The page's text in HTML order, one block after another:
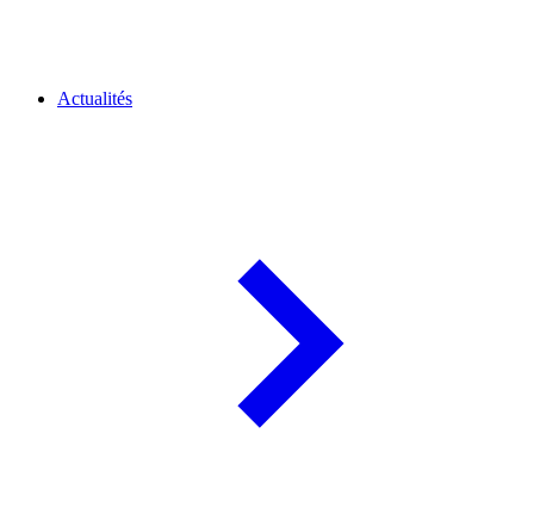
Actualités